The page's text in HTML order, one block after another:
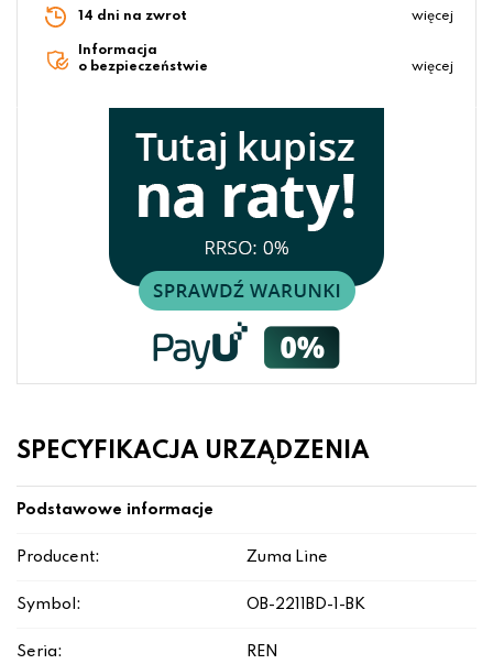
14 dni na zwrot więcej
Informacja
o bezpieczeństwie
więcej
SPECYFIKACJA URZĄDZENIA
Podstawowe informacje
Producent: Zuma Line
Symbol: OB-2211BD-1-BK
Seria: REN